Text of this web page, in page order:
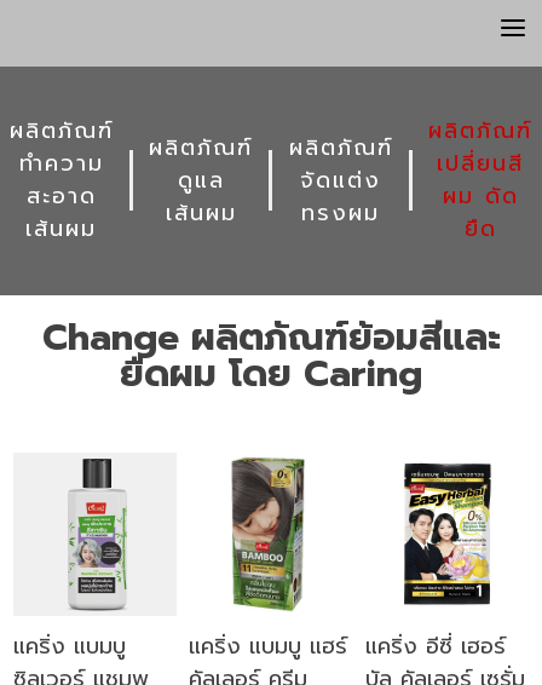
a
ผลิตภัณฑ์
ทำความ
สะอาด
เส้นผม
ผลิตภัณฑ์
ดูแล
เส้นผม
ผลิตภัณฑ์
จัดแต่ง
ทรงผม
ผลิตภัณฑ์
เปลี่ยนสี
ผม ดัด
ยืด
Change ผลิตภัณฑ์ย้อมสีและ
ยืดผม โดย Caring
แคริ่ง แบมบู
แคริ่ง แบมบู แฮร์ แคริ่ง อีซี่ เฮอร์